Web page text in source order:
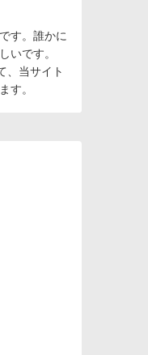
す。誰かに
いです。
、当サイト
す。